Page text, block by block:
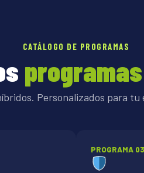
CATÁLOGO DE PROGRAMAS
Personalizados para
PROGRAMA 03